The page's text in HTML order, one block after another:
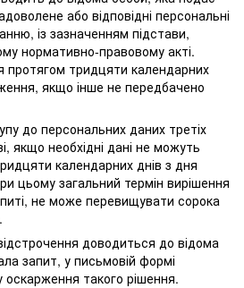
або відповідні персональні
із зазначенням підстави,
нормативно-правовому акті.
протягом тридцяти календарних
якщо інше не передбачено
до персональних даних третіх
якщо необхідні дані не можуть
календарних днів з дня
цьому загальний термін вирішення
не може перевищувати сорока
доводиться до відома
запит, у письмовій формі
такого рішення.